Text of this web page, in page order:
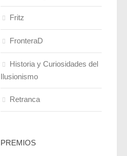
Fritz
FronteraD
Historia y Curiosidades del
Ilusionismo
Retranca
PREMIOS